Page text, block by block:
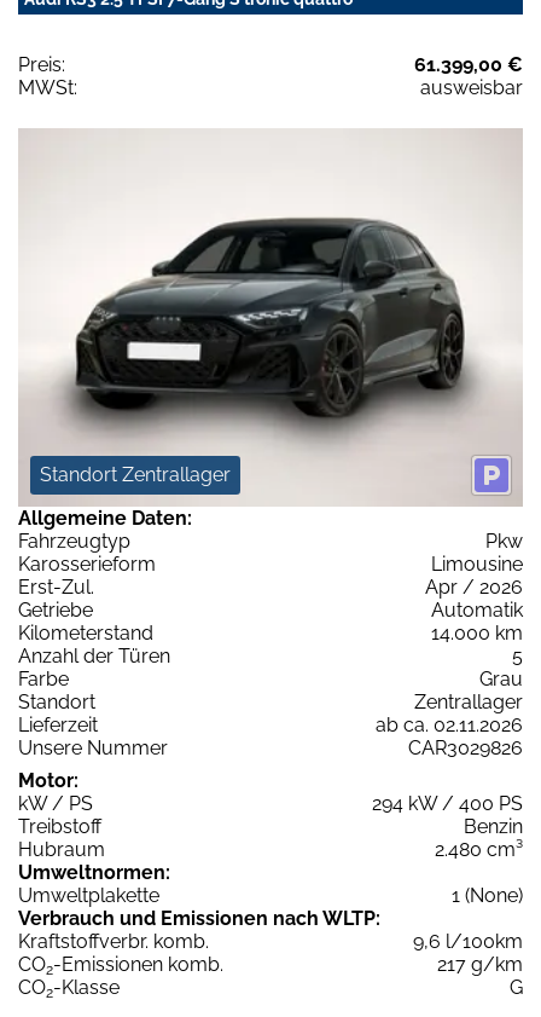
Preis:
61.399,00 €
MWSt:
ausweisbar
Standort Zentrallager
Allgemeine Daten:
Fahrzeugtyp
Pkw
Karosserieform
Limousine
Erst-Zul.
Apr / 2026
Getriebe
Automatik
Kilometerstand
14.000 km
Anzahl der Türen
5
Farbe
Grau
Standort
Zentrallager
Lieferzeit
ab ca. 02.11.2026
Unsere Nummer
CAR3029826
Motor:
kW / PS
294 kW / 400 PS
Treibstoff
Benzin
Hubraum
2.480 cm³
Umweltnormen:
Umweltplakette
1 (None)
Verbrauch und Emissionen nach WLTP:
Kraftstoffverbr. komb.
9,6 l/100km
CO2-Emissionen komb.
217 g/km
CO2-Klasse
G